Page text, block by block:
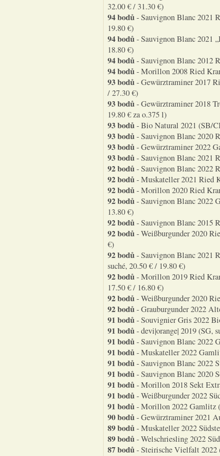
32.00 € / 31.30 €)
94 bodů- Sauvignon Blanc 2021
19.80 €)
94 bodů- Sauvignon Blanc 2021
18.80 €)
94 bodů- Sauvignon Blanc 2012
94 bodů- Morillon 2008 Ried
93 bodů- Gewürztraminer 2017
/ 27.30 €)
93 bodů- Gewürztraminer 2018
19.80 € za o.375 l)
93 bodů- Bio Natural 2021 (SB/
93 bodů- Sauvignon Blanc 2020
93 bodů- Gewürztraminer 2022
93 bodů- Sauvignon Blanc 2021
92 bodů- Sauvignon Blanc 2022
92 bodů- Muskateller 2021 Ried
92 bodů- Morillon 2020 Ried
92 bodů- Sauvignon Blanc 2022
13.80 €)
92 bodů- Sauvignon Blanc 2015
92 bodů- Weißburgunder 2020
€)
92 bodů- Sauvignon Blanc 2021
suché, 20.50 € / 19.80 €)
92 bodů- Morillon 2019 Ried
17.50 € / 16.80 €)
92 bodů- Weißburgunder 2020
92 bodů- Grauburgunder 2022
91 bodů- Souvignier Gris 2022
91 bodů- devi|orange| 2019 (SG,
91 bodů- Sauvignon Blanc 2022
91 bodů- Muskateller 2022
91 bodů- Sauvignon Blanc 2022
91 bodů- Sauvignon Blanc 2020
91 bodů- Morillon 2018 Sekt
91 bodů- Weißburgunder 2022
91 bodů- Morillon 2022 Gamlitz
90 bodů- Gewürztraminer 2021
89 bodů- Muskateller 2022
89 bodů- Welschriesling 2022
87 bodů- Steirische Vielfalt